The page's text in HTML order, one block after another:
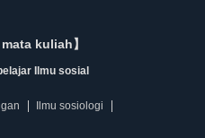
kuliah】
Ilmu sosial
Ilmu sosiologi